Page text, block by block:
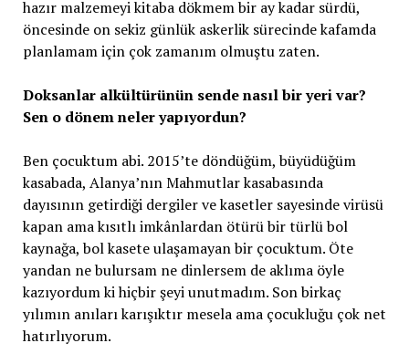
hazır malzemeyi kitaba dökmem bir ay kadar sürdü,
öncesinde on sekiz günlük askerlik sürecinde kafamda
planlamam için çok zamanım olmuştu zaten.
Doksanlar alkültürünün sende nasıl bir yeri var?
Sen o dönem neler yapıyordun?
Ben çocuktum abi. 2015’te döndüğüm, büyüdüğüm
kasabada, Alanya’nın Mahmutlar kasabasında
dayısının getirdiği dergiler ve kasetler sayesinde virüsü
kapan ama kısıtlı imkânlardan ötürü bir türlü bol
kaynağa, bol kasete ulaşamayan bir çocuktum. Öte
yandan ne bulursam ne dinlersem de aklıma öyle
kazıyordum ki hiçbir şeyi unutmadım. Son birkaç
yılımın anıları karışıktır mesela ama çocukluğu çok net
hatırlıyorum.